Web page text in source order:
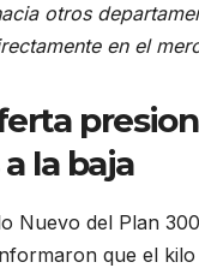
otros
en el
la baja
Nuevo del Plan
que el